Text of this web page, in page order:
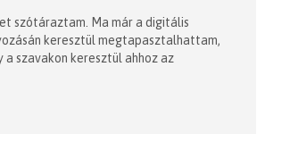
szótáraztam. Ma már a digitális
keresztül megtapasztalhattam,
a szavakon keresztül ahhoz az